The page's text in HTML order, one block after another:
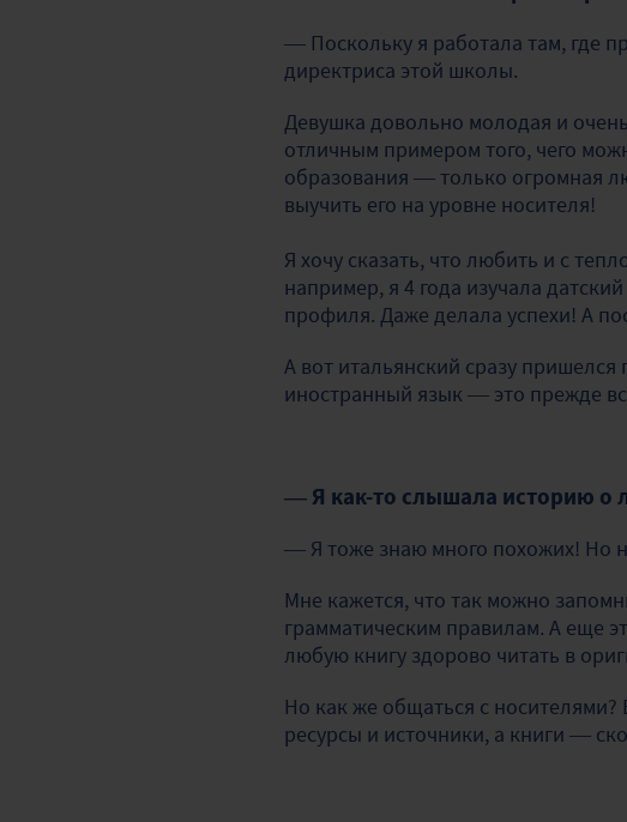
— Поскольку я работала там, где
директриса этой школы.
Девушка довольно молодая и
отличным примером того, чего
образования — только огромная
выучить его на уровне носителя!
Я хочу сказать, что любить и с
например, я 4 года изучала
профиля. Даже делала успехи! А
А вот итальянский сразу
иностранный язык — это прежде
— Я как-то слышала историю о
— Я тоже знаю много похожих! Но
Мне кажется, что так можно
грамматическим правилам. А еще
любую книгу здорово читать в
Но как же общаться с
ресурсы и источники, а книги —